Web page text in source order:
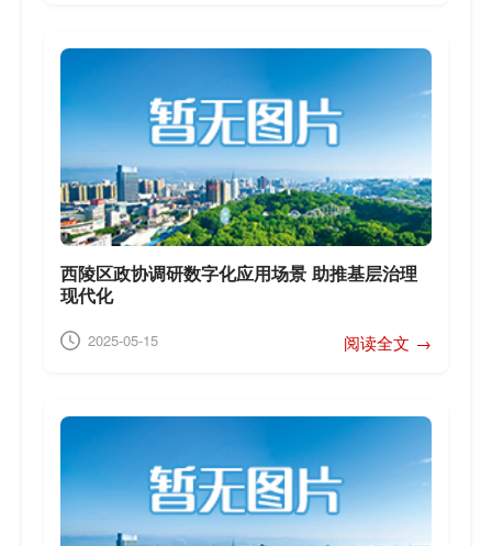
西陵区政协调研数字化应用场景 助推基层治理
现代化
2025-05-15 阅读全文 →